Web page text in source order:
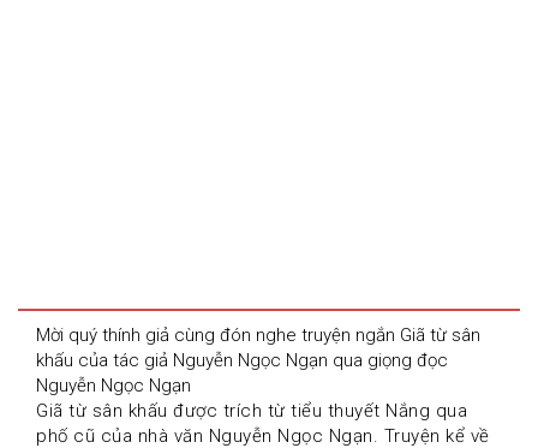
Mời quý thính giả cùng đón nghe truyện ngắn Giã từ sân
khấu của tác giả Nguyễn Ngọc Ngạn qua giọng đọc
Nguyễn Ngọc Ngạn
Giã từ sân khấu được trích từ tiểu thuyết Nắng qua
phố cũ của nhà văn Nguyễn Ngọc Ngạn. Truyện kể về